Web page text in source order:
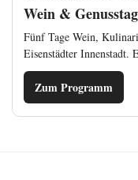
Wein &
Fünf Tage Wein,
Eisenstädter Innenstadt.
Zum Programm